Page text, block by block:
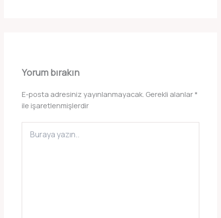
Yorum bırakın
E-posta adresiniz yayınlanmayacak. Gerekli alanlar *
ile işaretlenmişlerdir
yazın..